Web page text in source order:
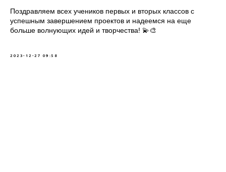
Поздравляем всех учеников первых и вторых классов с
успешным завершением проектов и надеемся на еще
больше волнующих идей и творчества! 💫🎨
2023-12-27 09:58